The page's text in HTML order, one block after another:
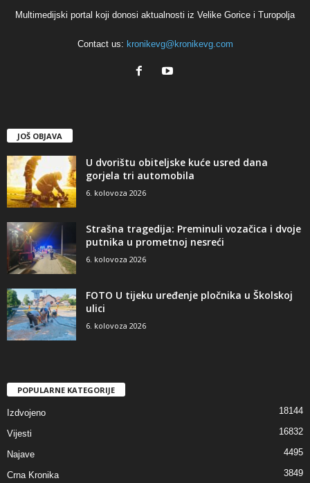
Multimedijski portal koji donosi aktualnosti iz Velike Gorice i Turopolja
Contact us: kronikevg@kronikevg.com
JOŠ OBJAVA
U dvorištu obiteljske kuće usred dana
gorjela tri automobila
6. kolovoza 2026
Strašna tragedija: Preminuli vozačica i dvoje
putnika u prometnoj nesreći
6. kolovoza 2026
FOTO U tijeku uređenje pločnika u Školskoj
ulici
6. kolovoza 2026
POPULARNE KATEGORIJE
Izdvojeno 18144
Vijesti 16832
Najave 4495
Crna Kronika 3849